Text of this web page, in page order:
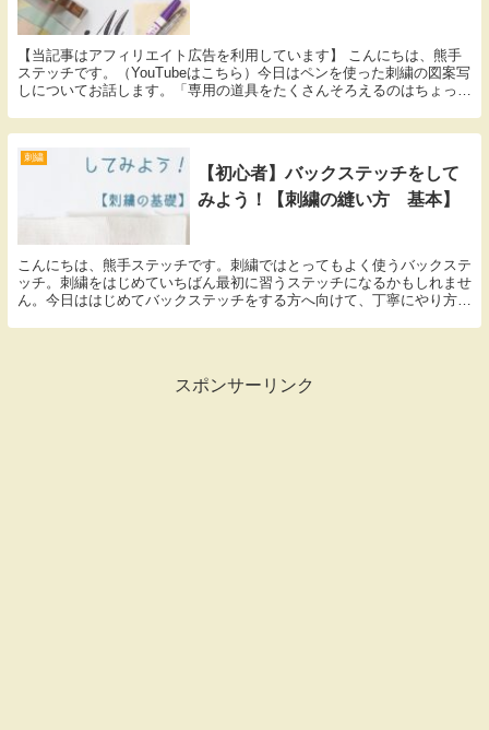
【当記事はアフィリエイト広告を利用しています】 こんにちは、熊手
ステッチです。（YouTubeはこちら）今日はペンを使った刺繍の図案写
しについてお話します。「専用の道具をたくさんそろえるのはちょっ
刺繍
【初心者】バックステッチをして
みよう！【刺繍の縫い方 基本】
こんにちは、熊手ステッチです。刺繍ではとってもよく使うバックステ
ッチ。刺繍をはじめていちばん最初に習うステッチになるかもしれませ
ん。今日ははじめてバックステッチをする方へ向けて、丁寧にやり方を
スポンサーリンク